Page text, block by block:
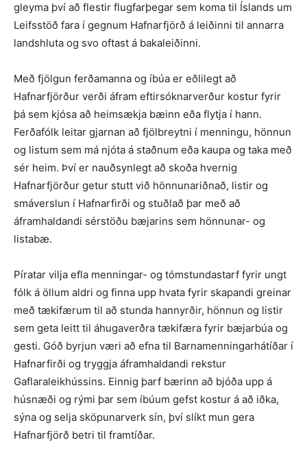
gleyma því að flestir flugfarþegar sem koma til Íslands um
Leifsstöð fara í gegnum Hafnarfjörð á leiðinni til annarra
landshluta og svo oftast á bakaleiðinni.
Með fjölgun ferðamanna og íbúa er eðlilegt að
Hafnarfjörður verði áfram eftirsóknarverður kostur fyrir
þá sem kjósa að heimsækja bæinn eða flytja í hann.
Ferðafólk leitar gjarnan að fjöl­breytni í menningu, hönnun
og listum sem má njóta á staðnum eða kaupa og taka með
sér heim. Því er nauðsynlegt að skoða hvernig
Hafnarfjörður getur stutt við hönnunariðnað, listir og
smáverslun í Hafnarfirði og stuðlað þar með að
áframhaldandi sérstöðu bæjarins sem hönnunar- og
listabæ.
Píratar vilja efla menningar- og tóm­stundastarf fyrir ungt
fólk á öllum aldri og finna upp hvata fyrir skapandi greinar
með tækifærum til að stunda hannyrðir, hönnun og listir
sem geta leitt til áhugaverðra tækifæra fyrir bæjarbúa og
gesti. Góð byrjun væri að efna til Barna­menningarhátíðar í
Hafnarfirði og tryggja áframhaldandi rekstur
Gaflaraleikhússins. Einnig þarf bærinn að bjóða upp á
húsnæði og rými þar sem íbúum gefst kostur á að iðka,
sýna og selja sköpunar­verk sín, því slíkt mun gera
Hafnarfjörð betri til framtíðar.